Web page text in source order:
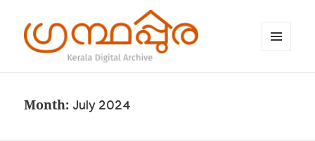
Month: July 2024